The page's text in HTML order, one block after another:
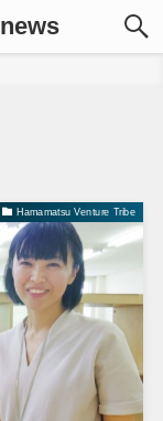
Hamamatsu Venture Tribe